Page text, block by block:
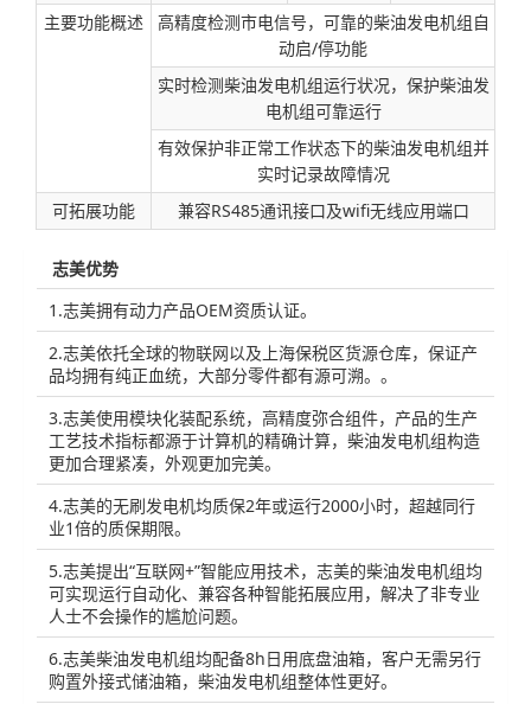
主要功能概述
高精度检测市电信号，可靠的柴油发电机组自
动启/停功能
实时检测柴油发电机组运行状况，保护柴油发
电机组可靠运行
有效保护非正常工作状态下的柴油发电机组并
实时记录故障情况
可拓展功能
兼容RS485通讯接口及wifi无线应用端口
志美优势
1.志美拥有动力产品OEM资质认证。
2.志美依托全球的物联网以及上海保税区货源仓库，保证产
品均拥有纯正血统，大部分零件都有源可溯。。
3.志美使用模块化装配系统，高精度弥合组件，产品的生产
工艺技术指标都源于计算机的精确计算，柴油发电机组构造
更加合理紧凑，外观更加完美。
4.志美的无刷发电机均质保2年或运行2000小时，超越同行
业1倍的质保期限。
5.志美提出“互联网+”智能应用技术，志美的柴油发电机组均
可实现运行自动化、兼容各种智能拓展应用，解决了非专业
人士不会操作的尴尬问题。
6.志美柴油发电机组均配备8h日用底盘油箱，客户无需另行
购置外接式储油箱，柴油发电机组整体性更好。